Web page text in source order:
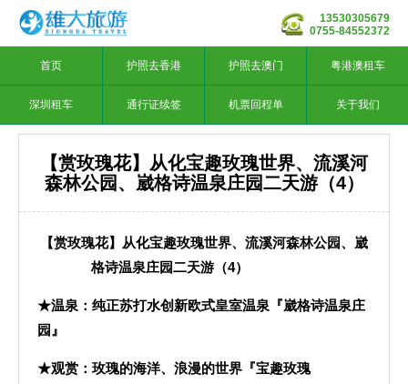
13530305679
0755-84552372
首页 护照去香港 护照去澳门 粤港澳租车
深圳租车 通行证续签 机票回程单 关于我们
【赏玫瑰花】从化宝趣玫瑰世界、流溪河
森林公园、崴格诗温泉庄园二天游（4）
【赏玫瑰花】从化宝趣玫瑰世界、流溪河森林公园、崴
格诗温泉庄园二天游（4）
★温泉：纯正苏打水创新欧式皇室温泉 『崴格诗温泉庄
园 』
★观赏：玫瑰的海洋、浪漫的世界 『宝趣玫瑰